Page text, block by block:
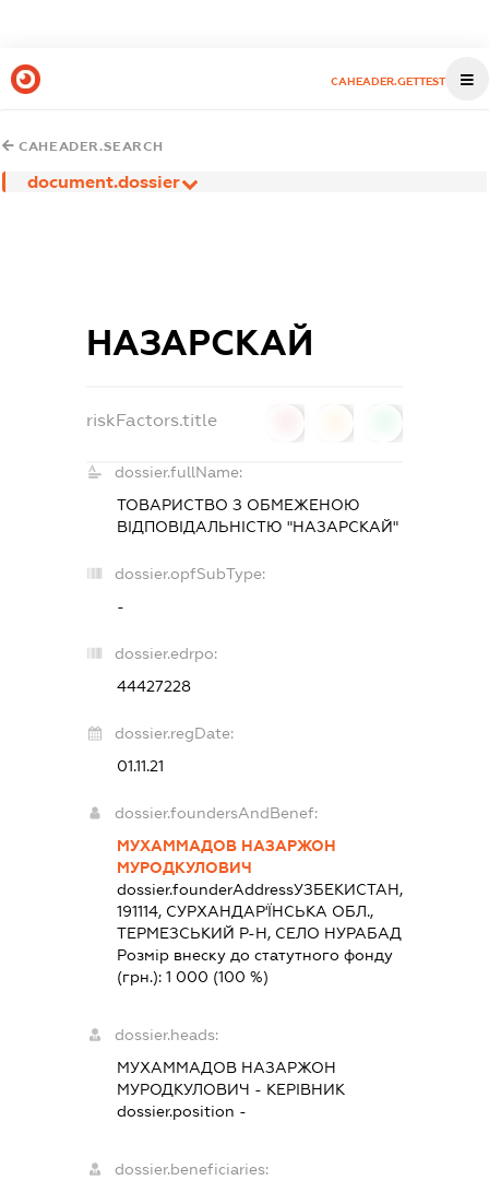
CAHEADER.GETTEST
CAHEADER.SEARCH
document.dossier
НАЗАРСКАЙ
riskFactors.title
dossier.fullName:
ТОВАРИСТВО З ОБМЕЖЕНОЮ
ВІДПОВІДАЛЬНІСТЮ "НАЗАРСКАЙ"
dossier.opfSubType:
-
dossier.edrpo:
44427228
dossier.regDate:
01.11.21
dossier.foundersAndBenef:
МУХАММАДОВ НАЗАРЖОН
МУРОДКУЛОВИЧ
dossier.founderAddressУЗБЕКИСТАН,
191114, СУРХАНДАР'ЇНСЬКА ОБЛ.,
ТЕРМЕЗСЬКИЙ Р-Н, СЕЛО НУРАБАД
Розмір внеску до статутного фонду
(грн.): 1 000 (100 %)
dossier.heads:
МУХАММАДОВ НАЗАРЖОН
МУРОДКУЛОВИЧ - КЕРІВНИК
dossier.position -
dossier.beneficiaries: